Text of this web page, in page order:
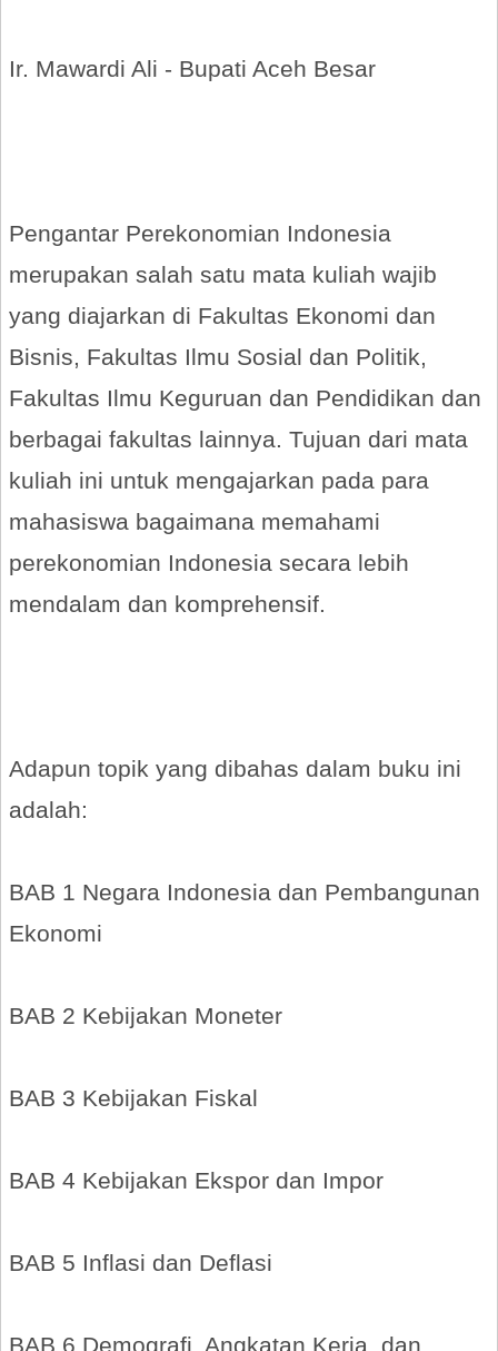
Ir. Mawardi Ali - Bupati Aceh Besar
Pengantar Perekonomian Indonesia
merupakan salah satu mata kuliah wajib
yang diajarkan di Fakultas Ekonomi dan
Bisnis, Fakultas Ilmu Sosial dan Politik,
Fakultas Ilmu Keguruan dan Pendidikan dan
berbagai fakultas lainnya. Tujuan dari mata
kuliah ini untuk mengajarkan pada para
mahasiswa bagaimana memahami
perekonomian Indonesia secara lebih
mendalam dan komprehensif.
Adapun topik yang dibahas dalam buku ini
adalah:
BAB 1 Negara Indonesia dan Pembangunan
Ekonomi
BAB 2 Kebijakan Moneter
BAB 3 Kebijakan Fiskal
BAB 4 Kebijakan Ekspor dan Impor
BAB 5 Inflasi dan Deflasi
BAB 6 Demografi, Angkatan Kerja, dan